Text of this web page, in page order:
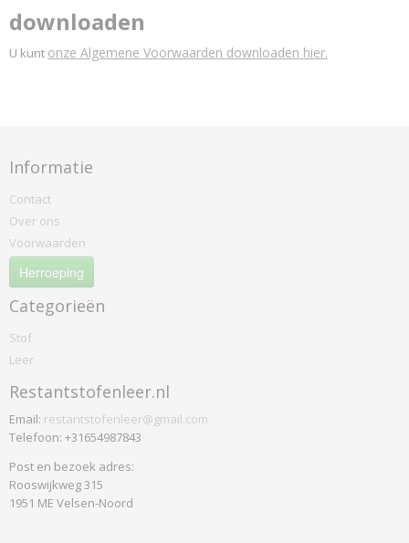
downloaden
U kunt onze Algemene Voorwaarden downloaden hier.
Informatie
Contact
Over ons
Voorwaarden
Herroeping
Categorieën
Stof
Leer
Restantstofenleer.nl
Email: restantstofenleer@gmail.com
Telefoon: +31654987843
Post en bezoek adres:
Rooswijkweg 315
1951 ME Velsen-Noord